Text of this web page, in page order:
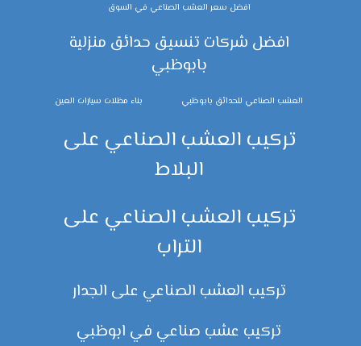
افضل سعر العشب الصناعي في السوق
افضل شركات تنسيق حدائق منزلية
بابوظبي
العشب الصناعي للحدائق بابوظبي بناء مظلات سيارات العين
تركيب العشب الصناعي على
البلاط
تركيب العشب الصناعي على
التراب
تركيب العشب الصناعي على الجدار
تركيب عشب صناعي في ابوظبي